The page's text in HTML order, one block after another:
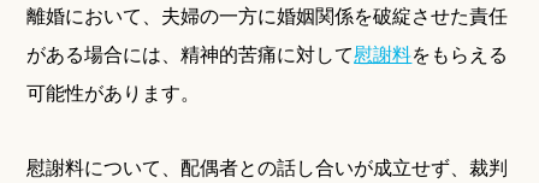
離婚において、夫婦の一方に婚姻関係を破綻させた責任
がある場合には、精神的苦痛に対して慰謝料をもらえる
可能性があります。
慰謝料について、配偶者との話し合いが成立せず、裁判